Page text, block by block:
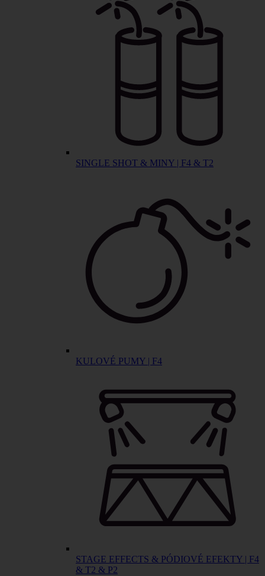
SINGLE SHOT & MINY | F4 & T2
KULOVÉ PUMY | F4
STAGE EFFECTS & PÓDIOVÉ EFEKTY | F4
& T2 & P2